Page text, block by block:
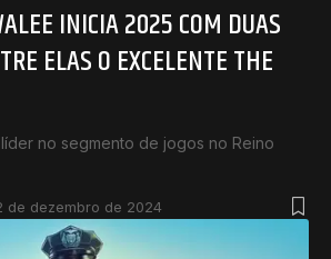
INICIA 2025 COM DUAS
ELAS O EXCELENTE THE
no segmento de jogos no Reino
de dezembro de 2024